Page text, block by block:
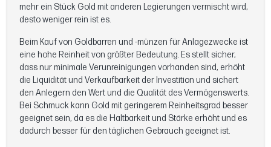
mehr ein Stück Gold mit anderen Legierungen vermischt wird,
desto weniger rein ist es.
Beim Kauf von Goldbarren und -münzen für Anlagezwecke ist
eine hohe Reinheit von größter Bedeutung. Es stellt sicher,
dass nur minimale Verunreinigungen vorhanden sind, erhöht
die Liquidität und Verkaufbarkeit der Investition und sichert
den Anlegern den Wert und die Qualität des Vermögenswerts.
Bei Schmuck kann Gold mit geringerem Reinheitsgrad besser
geeignet sein, da es die Haltbarkeit und Stärke erhöht und es
dadurch besser für den täglichen Gebrauch geeignet ist.